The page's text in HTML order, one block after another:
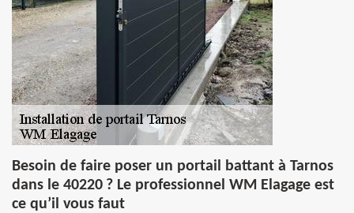
Besoin de faire poser un portail battant à Tarnos
dans le 40220 ? Le professionnel WM Elagage est
ce qu’il vous faut